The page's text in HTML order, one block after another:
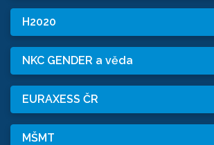
H2020
NKC GENDER a věda
EURAXESS ČR
MŠMT